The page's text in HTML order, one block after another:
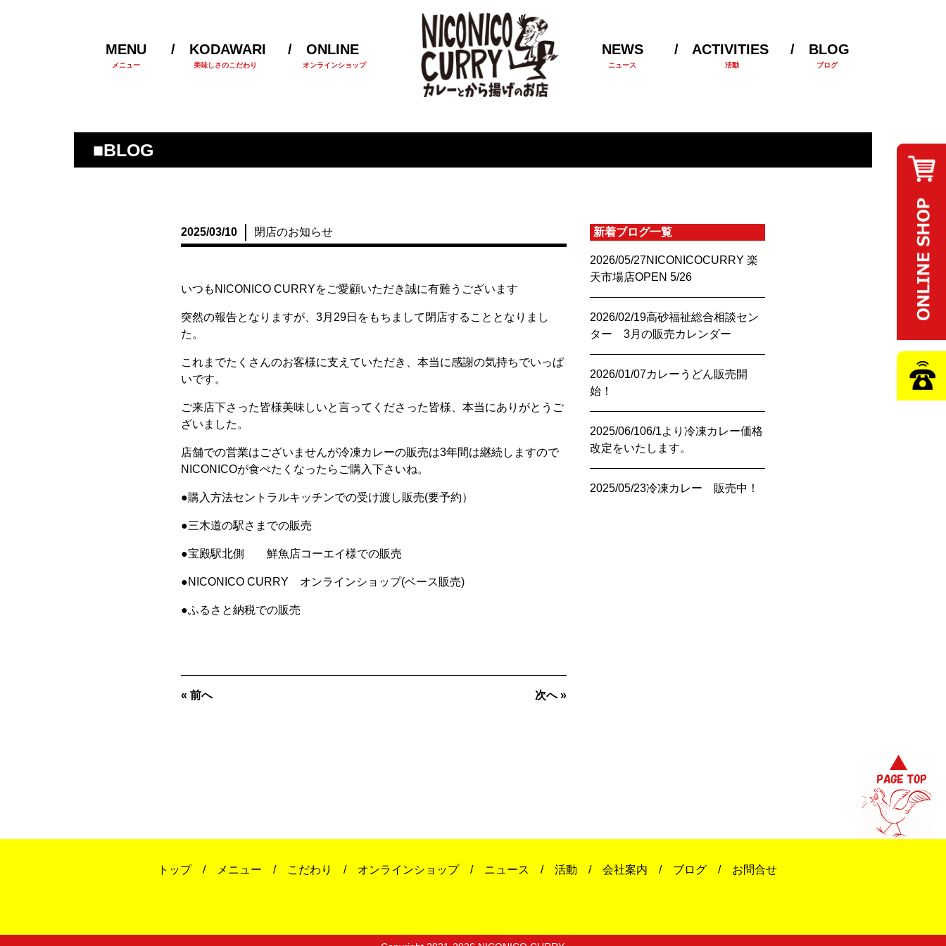
MENU
メニュー
KODAWARI
美味しさのこだわり
ONLINE
オンラインショップ
NEWS
ニュース
ACTIVITIES
活動
BLOG
ブログ
■BLOG
2025/03/10 閉店のお知らせ
いつもNICONICO CURRYをご愛顧いただき誠に有難うございます
突然の報告となりますが、3月29日をもちまして閉店することとなりまし
た。
これまでたくさんのお客様に支えていただき、本当に感謝の気持ちでいっぱ
いです。
ご来店下さった皆様美味しいと言ってくださった皆様、本当にありがとうご
ざいました。
店舗での営業はございませんが冷凍カレーの販売は3年間は継続しますので
NICONICOが食べたくなったらご購入下さいね。
●購入方法セントラルキッチンでの受け渡し販売(要予約）
●三木道の駅さまでの販売
●宝殿駅北側 鮮魚店コーエイ様での販売
●NICONICO CURRY オンラインショップ(ベース販売)
●ふるさと納税での販売
« 前へ 次へ »
新着ブログ一覧
2026/05/27NICONICOCURRY 楽
天市場店OPEN 5/26
2026/02/19高砂福祉総合相談セン
ター 3月の販売カレンダー
2026/01/07カレーうどん販売開
始！
2025/06/106/1より冷凍カレー価格
改定をいたします。
2025/05/23冷凍カレー 販売中！
トップ メニュー こだわり オンラインショップ ニュース 活動 会社案内 ブログ お問合せ